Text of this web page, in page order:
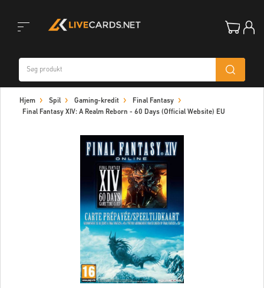
navigation
Hjem Spil Gaming-kredit
Final Fantasy
Final Fantasy XIV: A Realm Reborn - 60 Days (Official Website) EU